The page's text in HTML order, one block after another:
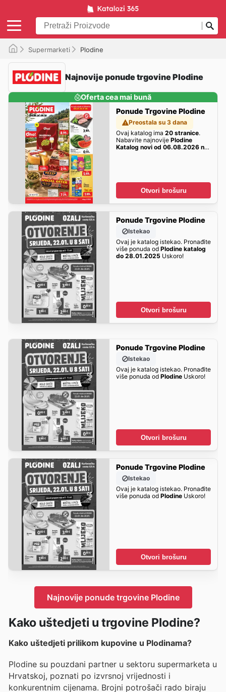
Supermarketi Plodine
Najnovije ponude trgovine Plodine
Oferta cea mai bună
Ponude Trgovine Plodine
Preostala su 3 dana
Ovaj katalog ima 20 stranice.
Nabavite najnovije Plodine
Katalog novi od 06.08.2026 na
Otvori brošuru
Ponude Trgovine Plodine
Istekao
Ovaj je katalog istekao. Pronađite
više ponuda od Plodine katalog
do 28.01.2025 Uskoro!
Otvori brošuru
Ponude Trgovine Plodine
Istekao
Ovaj je katalog istekao. Pronađite
više ponuda od PlodineUskoro!
Otvori brošuru
Ponude Trgovine Plodine
Istekao
Ovaj je katalog istekao. Pronađite
više ponuda od PlodineUskoro!
Otvori brošuru
Najnovije ponude trgovine Plodine
Kako uštedjeti u trgovine Plodine?
Kako uštedjeti prilikom kupovine u Plodinama?
Plodine su pouzdani partner u sektoru supermarketa u
Hrvatskoj, poznati po izvrsnoj vrijednosti i
konkurentnim cijenama. Brojni potrošači rado biraju